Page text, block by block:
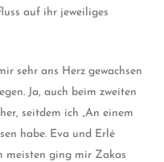
auf ihr jeweiliges
sehr ans Herz gewachsen
Ja, auch beim zweiten
seitdem ich „An einem
habe. Eva und Erlé
meisten ging mir Zakas